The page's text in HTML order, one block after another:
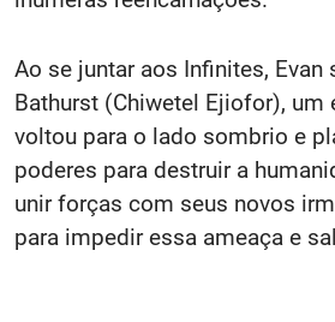
Ao se juntar aos Infinites, Evan
Bathurst (Chiwetel Ejiofor), um
voltou para o lado sombrio e
poderes para destruir a
unir forças com seus novos
para impedir essa ameaça e